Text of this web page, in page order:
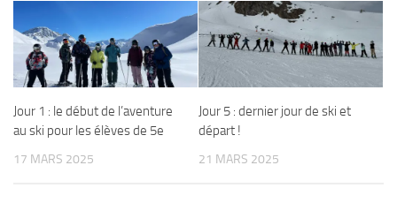
Jour 1 : le début de l’aventure
au ski pour les élèves de 5e
17 MARS 2025
Jour 5 : dernier jour de ski et
départ !
21 MARS 2025